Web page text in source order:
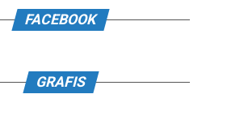
FACEBOOK
GRAFIS